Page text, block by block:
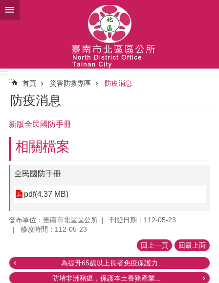
跳到主要內容區塊
:::
:::
首頁 災害防救專區 防疫消息
防疫消息
新版全民國防手冊
相關檔案
全民國防手冊
pdf(4.37 MB)
發布單位：臺南市北區區公所
刊登日期：112-05-23
修改時間：112-05-23
回上一頁 回最上面
為提升65歲以上長者免疫保護力...
防堵非洲豬瘟，保護本土養豬產業...